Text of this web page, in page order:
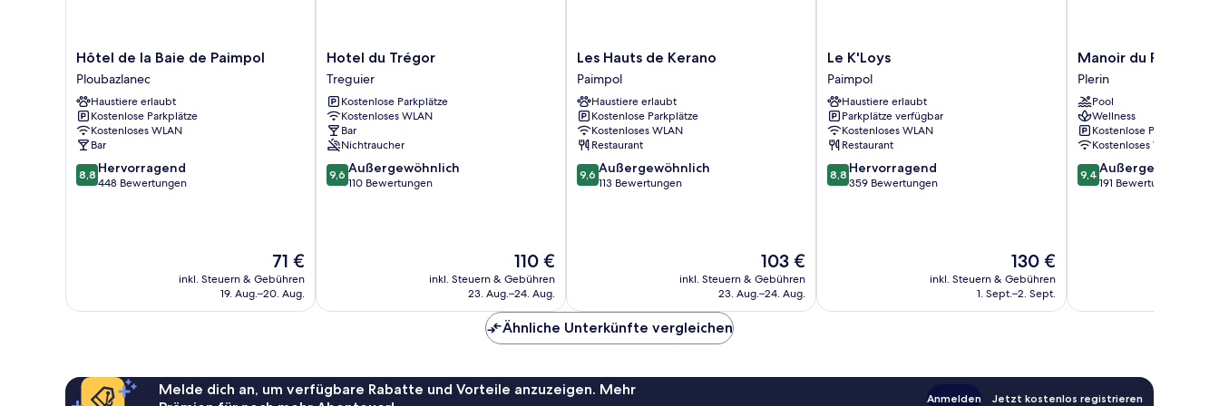
Hôtel
de
la
Baie
de
Paimpol
Ploubazlanec
Hôtel de la Baie de Paimpol
Ploubazlanec
Haustiere erlaubt
Kostenlose Parkplätze
Kostenloses WLAN
Bar
8.8
von
8,8 Hervorragend
448 Bewertungen
Der
Preis
beträgt
71 €
inkl. Steuern & Gebühren
19. Aug.–20. Aug.
Hotel
du
Trégor
Treguier
Hotel du Trégor
Treguier
Kostenlose Parkplätze
Kostenloses WLAN
Bar
Nichtraucher
9.6
von
9,6 Außergewöhnlich
110 Bewertungen
Der
Preis
beträgt
110 €
inkl. Steuern & Gebühren
23. Aug.–24. Aug.
Les
Hauts
de
Kerano
Paimpol
Les Hauts de Kerano
Paimpol
Haustiere erlaubt
Kostenlose Parkplätze
Kostenloses WLAN
Restaurant
9.6
von
9,6 Außergewöhnlich
113 Bewertungen
Der
Preis
beträgt
103 €
inkl. Steuern & Gebühren
23. Aug.–24. Aug.
Le
K'Loys
Paimpol
Le K'Loys
Paimpol
Haustiere erlaubt
Parkplätze verfügbar
Kostenloses WLAN
Restaurant
8.8
von
8,8 Hervorragend
359 Bewertungen
Der
Preis
beträgt
130 €
inkl. Steuern & Gebühren
1. Sept.–2. Sept.
Manoir
du
Roselier
Plerin
Manoir du Roselier
Plerin
Pool
Wellness
Kostenlose Parkplätze
Kostenloses WLAN
9.4
von
9,4 Außergewöhnlich
191 Bewertungen
Ähnliche Unterkünfte vergleichen
Melde dich an, um verfügbare Rabatte und Vorteile anzuzeigen. Mehr
Anmelden Jetzt kostenlos registrieren